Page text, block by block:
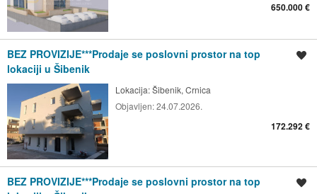
650.000 €
BEZ PROVIZIJE***Prodaje se poslovni prostor na top
lokaciji u Šibenik
Lokacija:Šibenik, Crnica
Objavljen:24.07.2026.
172.292 €
BEZ PROVIZIJE***Prodaje se poslovni prostor na top